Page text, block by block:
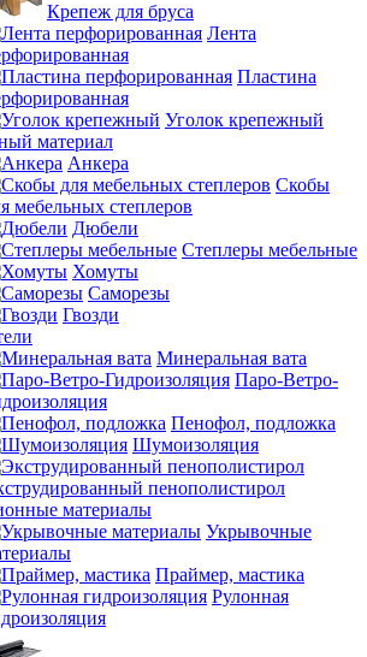
Крепеж для бруса
Лента
Пластина
Уголок крепежный
материал
Анкера
Скобы
мебельных степлеров
Дюбели
Степлеры мебельные
Хомуты
Саморезы
Гвозди
Минеральная вата
Паро-Ветро-
Пенофол, подложка
Шумоизоляция
пенополистирол
материалы
Укрывочные
Праймер, мастика
Рулонная